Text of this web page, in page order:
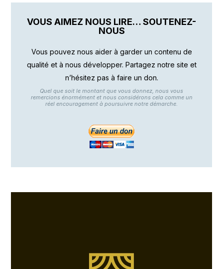
VOUS AIMEZ NOUS LIRE… SOUTENEZ-
NOUS
Vous pouvez nous aider à garder un contenu de
qualité et à nous développer. Partagez notre site et
n’hésitez pas à faire un don.
Quel que soit le montant que vous donnez, nous vous
remercions énormément et nous considérons cela comme un
réel encouragement à poursuivre notre démarche.